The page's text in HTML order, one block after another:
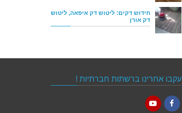
חידוש דקים: ליטוש דק איפאה, ליטוש
דק אורן
עקבו אחרינו ברשתות חברתיות !